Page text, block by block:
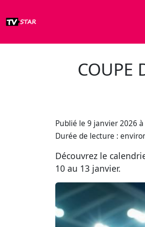
COUPE
Publié le 9 janvier 2026
Durée de lecture :
Découvrez le
10 au 13 janvier.